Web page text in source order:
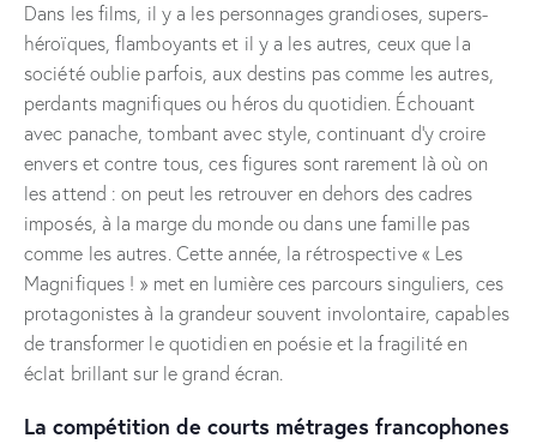
Dans les films, il y a les personnages grandioses, supers-
héroïques, flamboyants et il y a les autres, ceux que la
société oublie parfois, aux destins pas comme les autres,
perdants magnifiques ou héros du quotidien. Échouant
avec panache, tombant avec style, continuant d’y croire
envers et contre tous, ces figures sont rarement là où on
les attend : on peut les retrouver en dehors des cadres
imposés, à la marge du monde ou dans une famille pas
comme les autres. Cette année, la rétrospective « Les
Magnifiques ! » met en lumière ces parcours singuliers, ces
protagonistes à la grandeur souvent involontaire, capables
de transformer le quotidien en poésie et la fragilité en
éclat brillant sur le grand écran.
La compétition de courts métrages francophones